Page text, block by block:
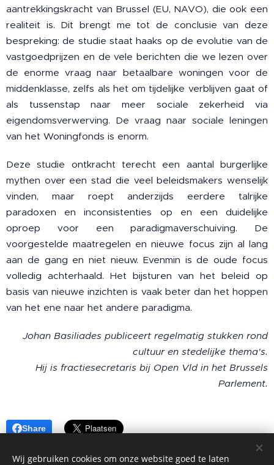
aantrekkingskracht van Brussel (EU, NAVO), die ook een
realiteit is. Dit brengt me tot de conclusie van deze
bespreking: de studie staat haaks op de evolutie van de
vastgoedprijzen en de vele berichten die we lezen over
de enorme vraag naar betaalbare woningen voor de
middenklasse, zelfs als het om tijdelijke verblijven gaat of
als tussenstap naar meer sociale zekerheid via
eigendomsverwerving. De vraag naar sociale leningen
van het Woningfonds is enorm.
Deze studie ontkracht terecht een aantal burgerlijke
mythen over een stad die veel beleidsmakers wenselijk
vinden, maar roept anderzijds eerdere talrijke
paradoxen en inconsistenties op en een duidelijke
oproep voor een paradigmaverschuiving. De
voorgestelde maatregelen en nieuwe focus zijn al lang
aan de gang en niet nieuw. Evenmin is de oude focus
volledig achterhaald. Het bijsturen van het beleid op
basis van nieuwe inzichten is vaak beter dan het hoppen
van het ene naar het andere paradigma.
Johan Basiliades publiceert regelmatig stukken rond
cultuur en stedelijke thema's.
Hij is fractiesecretaris bij Open Vld in het Brussels
Parlement.
Share
Wij gebruiken cookies om onze website goed te laten